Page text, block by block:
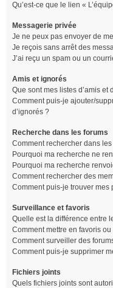
Qu’est-ce que le lien «
Messagerie privée
Je ne peux pas envoyer de
Je reçois sans arrêt des
J’ai reçu un spam ou un
Amis et ignorés
Que sont mes listes d’amis et
Comment puis-je ajouter/
d’ignorés ?
Recherche dans les forums
Comment rechercher dans
Pourquoi ma recherche ne
Pourquoi ma recherche
Comment rechercher des
Comment puis-je trouver mes
Surveillance et favoris
Quelle est la différence entre
Comment mettre en favoris
Comment surveiller des
Comment puis-je supprimer
Fichiers joints
Quels fichiers joints sont